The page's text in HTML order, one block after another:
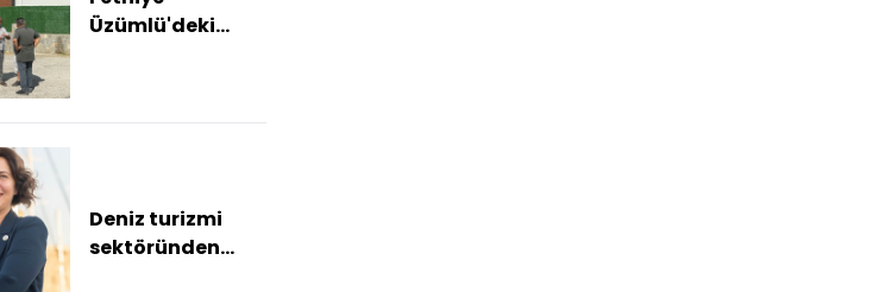
Üzümlü'deki
Deniz turizmi
sektöründen